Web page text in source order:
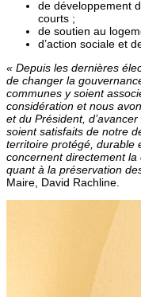
de développement
courts ;
de soutien au
d’action sociale et
« Depuis les dernières
de changer la
communes y soient
considération et nous
et du Président,
soient satisfaits de notre
territoire protégé, durable
concernent directement
quant à la préservation
Maire, David Rachline.